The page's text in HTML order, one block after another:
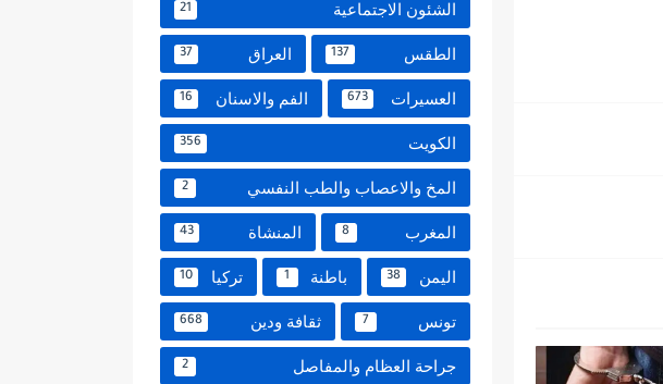
الشئون الاجتماعية 21
الطقس 137 العراق 37
العسيرات 673 الفم والاسنان 16
الكويت 356
المخ والاعصاب والطب النفسي 2
المغرب 8 المنشاة 43
اليمن 38 باطنة 1 تركيا 10
تونس 7 ثقافة ودين 668
جراحة العظام والمفاصل 2